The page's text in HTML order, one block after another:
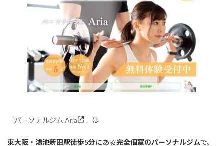
「パーソナルジム Aria 」は
東大阪・鴻池新田駅徒歩5分にある完全個室のパーソナルジムで、